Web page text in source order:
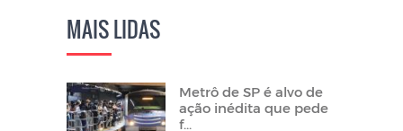
MAIS LIDAS
Metrô de SP é alvo de
ação inédita que pede
f...